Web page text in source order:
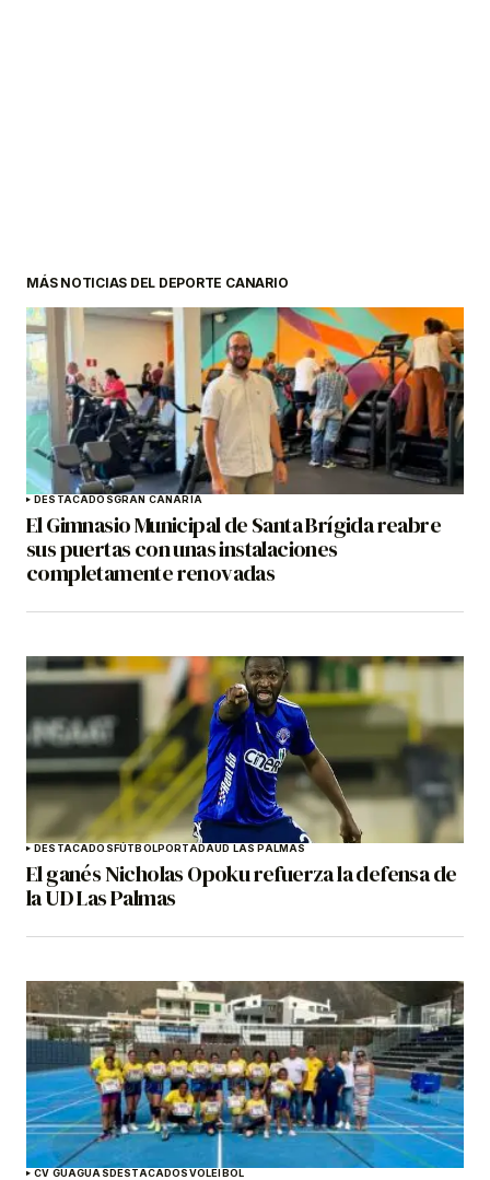
MÁS NOTICIAS DEL DEPORTE CANARIO
DESTACADOSGRAN CANARIA
El Gimnasio Municipal de Santa Brígida reabre
sus puertas con unas instalaciones
completamente renovadas
DESTACADOSFÚTBOLPORTADAUD LAS PALMAS
El ganés Nicholas Opoku refuerza la defensa de
la UD Las Palmas
CV GUAGUASDESTACADOSVOLEIBOL